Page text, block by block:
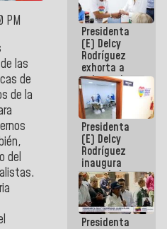
PM
las
de
de la
del
Viceministerio
de Energía
Eléctrica y
CORPOELEC
Presidenta
(E) Delcy
Rodríguez
exhorta a
gobernadores
y alcaldes a
edificar
casas para
abuelos
Presidenta
(E) Delcy
Rodríguez
inaugura
casa de los
Abuelos
Primavera
en Caracas
Presidenta